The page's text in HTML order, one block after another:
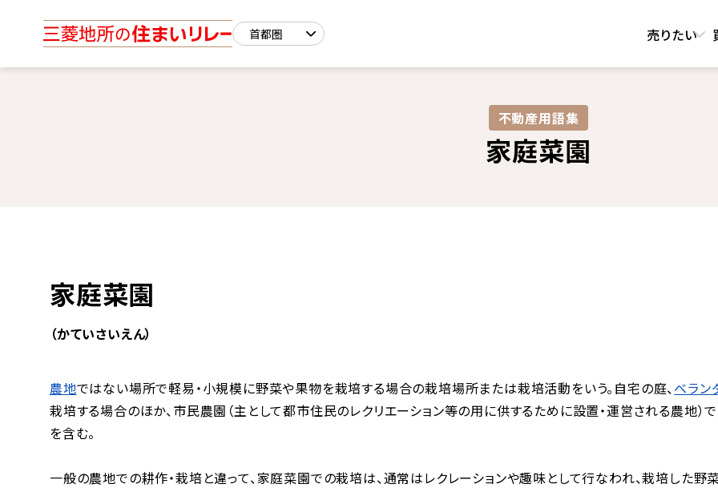
売りたい
不動産用語集​
家庭菜園
家庭菜園
（かていさいえん）
農地ではない場所で軽易・小規模に野菜や果物を栽培する場合の栽培場所または栽培活動をいう。自宅の庭、ベラン
栽培する場合のほか、市民農園（主として都市住民のレクリエーション等の用に供するために設置・運営される農地）
を含む。
一般の農地での耕作・栽培と違って、家庭菜園での栽培は、通常はレクレーションや趣味として行なわれ、栽培した野